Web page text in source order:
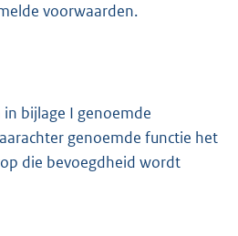
voorwaarden.
in bijlage I genoemde
genoemde functie het
die bevoegdheid wordt